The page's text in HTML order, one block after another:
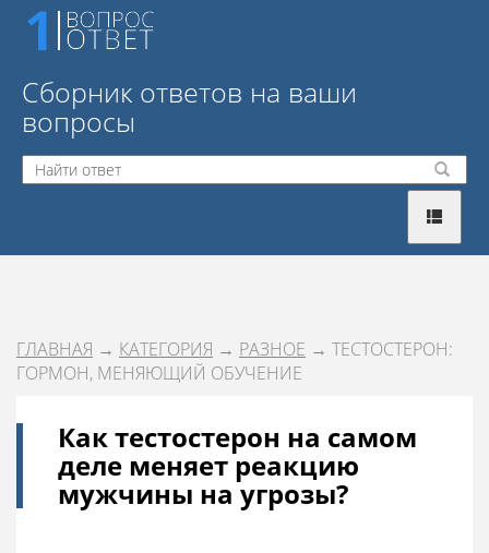
Сборник ответов на ваши
вопросы
ГЛАВНАЯ → КАТЕГОРИЯ → РАЗНОЕ → ТЕСТОСТЕРОН:
ГОРМОН, МЕНЯЮЩИЙ ОБУЧЕНИЕ
Как тестостерон на самом
деле меняет реакцию
мужчины на угрозы?